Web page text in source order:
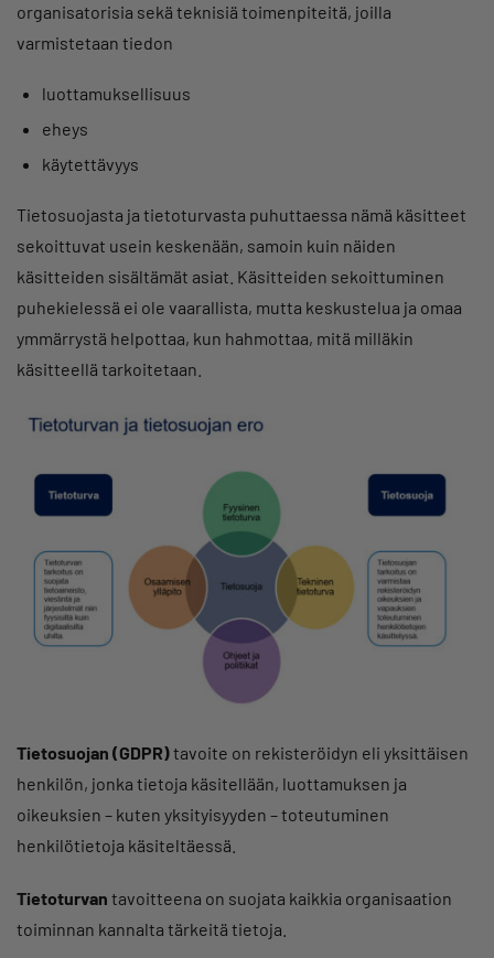
organisatorisia sekä teknisiä toimenpiteitä, joilla
varmistetaan tiedon
luottamuksellisuus
eheys
käytettävyys
Tietosuojasta ja tietoturvasta puhuttaessa nämä käsitteet
sekoittuvat usein keskenään, samoin kuin näiden
käsitteiden sisältämät asiat. Käsitteiden sekoittuminen
puhekielessä ei ole vaarallista, mutta keskustelua ja omaa
ymmärrystä helpottaa, kun hahmottaa, mitä milläkin
käsitteellä tarkoitetaan.
Tietosuojan (GDPR)tavoite on rekisteröidyn eli yksittäisen
henkilön, jonka tietoja käsitellään, luottamuksen ja
oikeuksien – kuten yksityisyyden – toteutuminen
henkilötietoja käsiteltäessä.
Tietoturvan tavoitteena on suojata kaikkia organisaation
toiminnan kannalta tärkeitä tietoja.